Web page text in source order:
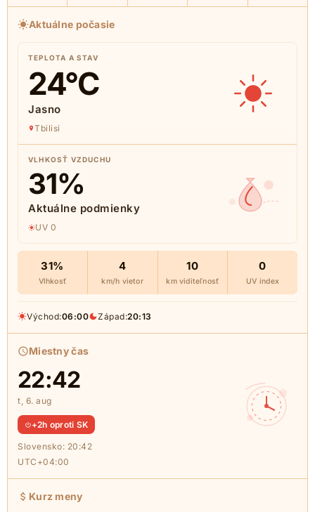
Aktuálne počasie
TEPLOTA A STAV
24°C
Jasno
Tbilisi
VLHKOSŤ VZDUCHU
31%
Aktuálne podmienky
UV 0
31%
Vlhkosť
4
km/h vietor
10
km viditeľnosť
0
UV index
Východ:06:00 Západ:20:13
Miestny čas
22:42
t, 6. aug
+2h oproti SK
Slovensko: 20:42
UTC+04:00
Kurz meny